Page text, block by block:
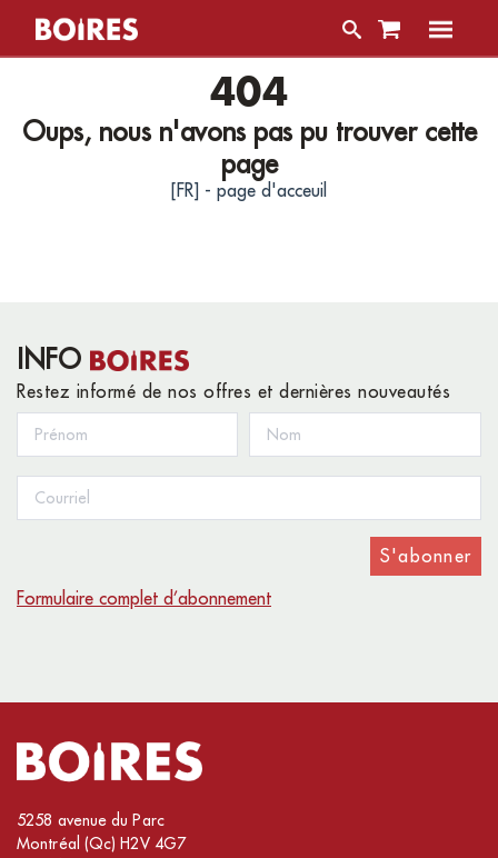
404
Oups, nous n'avons pas pu trouver cette
page
[FR] - page d'acceuil
INFO
Restez informé de nos offres et dernières nouveautés
S'abonner
Formulaire complet d’abonnement
5258 avenue du Parc
Montréal (Qc) H2V 4G7